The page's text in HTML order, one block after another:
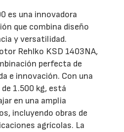
es una innovadora
que combina diseño
y versatilidad.
Rehlko KSD 1403NA,
perfecta de
e innovación. Con una
1.500 kg, está
en una amplia
incluyendo obras de
agrícolas. La